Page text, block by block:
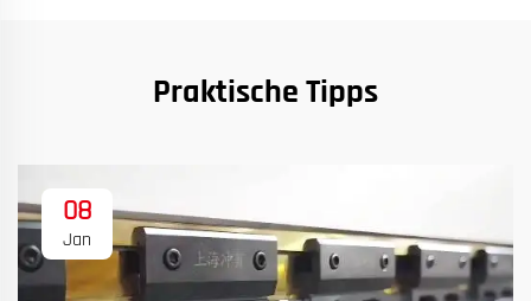
Praktische Tipps
08
Jan